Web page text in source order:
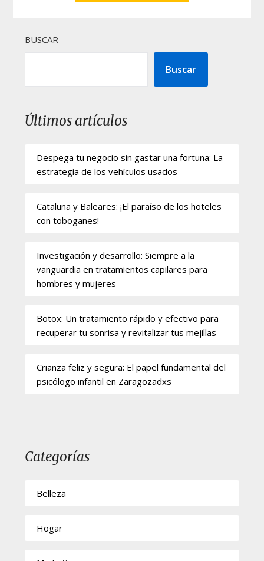
BUSCAR
Buscar
Últimos artículos
Despega tu negocio sin gastar una fortuna: La
estrategia de los vehículos usados
Cataluña y Baleares: ¡El paraíso de los hoteles
con toboganes!
Investigación y desarrollo: Siempre a la
vanguardia en tratamientos capilares para
hombres y mujeres
Botox: Un tratamiento rápido y efectivo para
recuperar tu sonrisa y revitalizar tus mejillas
Crianza feliz y segura: El papel fundamental del
psicólogo infantil en Zaragozadxs
Categorías
Belleza
Hogar